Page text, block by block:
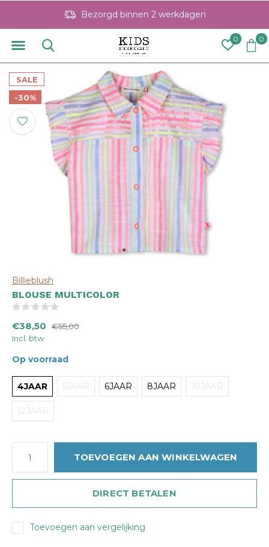
0 0
Bezorgd binnen 2 werkdagen
SALE
-30%
Billieblush
BLOUSE MULTICOLOR
€38,50
€55,00
Incl. btw
Op voorraad
4JAAR 5JAAR 6JAAR 8JAAR 10JAAR
12JAAR
TOEVOEGEN AAN WINKELWAGEN
DIRECT BETALEN
Toevoegen aan vergelijking